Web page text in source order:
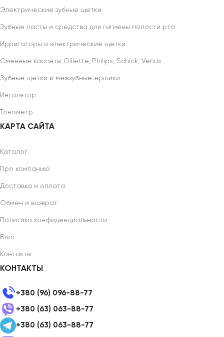
Электрические зубные щетки
Зубные пасты и средства для гигиены полости рта
Ирригаторы и электрические щетки
Сменные кассеты Gillette, Philips, Schick, Venus
Зубные щетки и межзубные ершики
Ингалятор
Тонометр
КАРТА САЙТА
Каталог
Про компанию
Доставка и оплата
Обмен и возврат
Политика конфиденциальности
Блог
Контакты
КОНТАКТЫ
+380 (96) 096-88-77
+380 (63) 063-88-77
+380 (63) 063-88-77